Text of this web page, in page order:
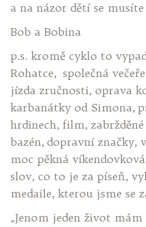
a na názor dětí se
Bob a Bobina
p.s. kromě cyklo to
Rohatce, společná
jízda zručnosti, oprava
karbanátky od Simona,
hrdinech, film,
bazén, dopravní značky,
moc pěkná
slov, co to je za píseň,
medaile, kterou jsme se
„Jenom jeden život mám